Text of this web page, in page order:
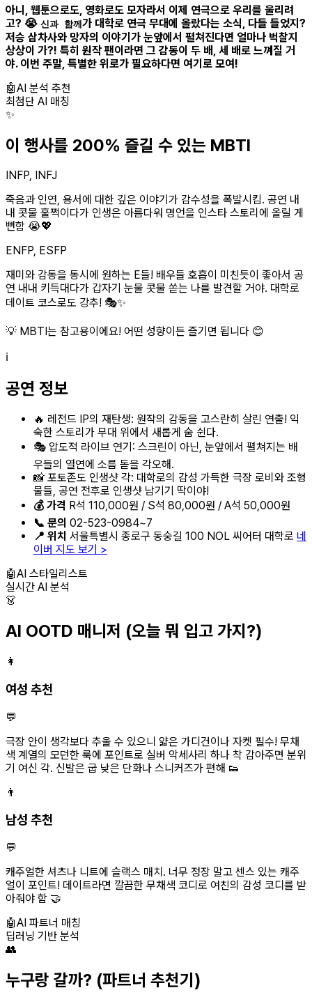
아니, 웹툰으로도, 영화로도 모자라서 이제 연극으로 우리를 울리려
고? 😭 신과 함께가 대학로 연극 무대에 올랐다는 소식, 다들 들었지?
저승 삼차사와 망자의 이야기가 눈앞에서 펼쳐진다면 얼마나 벅찰지
상상이 가?! 특히 원작 팬이라면 그 감동이 두 배, 세 배로 느껴질 거
야. 이번 주말, 특별한 위로가 필요하다면 여기로 모여!
🤖AI 분석 추천
최첨단 AI 매칭
✨
이 행사를 200% 즐길 수 있는 MBTI
INFP, INFJ
죽음과 인연, 용서에 대한 깊은 이야기가 감수성을 폭발시킴. 공연 내
내 콧물 훌쩍이다가 인생은 아름다워 명언을 인스타 스토리에 올릴 게
뻔함 😭💖
ENFP, ESFP
재미와 감동을 동시에 원하는 E들! 배우들 호흡이 미친듯이 좋아서 공
연 내내 키득대다가 갑자기 눈물 콧물 쏟는 나를 발견할 거야. 대학로
데이트 코스로도 강추! 🎭✨
💡 MBTI는 참고용이에요! 어떤 성향이든 즐기면 됩니다 😊
ℹ️
공연 정보
🔥 레전드 IP의 재탄생: 원작의 감동을 고스란히 살린 연출! 익
숙한 스토리가 무대 위에서 새롭게 숨 쉰다.
🎭 압도적 라이브 연기: 스크린이 아닌, 눈앞에서 펼쳐지는 배
우들의 열연에 소름 돋을 각오해.
📸 포토존도 인생샷 각: 대학로의 감성 가득한 극장 로비와 조형
물들, 공연 전후로 인생샷 남기기 딱이야!
💰 가격 R석 110,000원 / S석 80,000원 / A석 50,000원
📞 문의 02-523-0984~7
📍 위치 서울특별시 종로구 동숭길 100 NOL 씨어터 대학로 네
이버 지도 보기 >
🤖AI 스타일리스트
실시간 AI 분석
👗
AI OOTD 매니저 (오늘 뭐 입고 가지?)
👩
여성 추천
💬
극장 안이 생각보다 추울 수 있으니 얇은 가디건이나 자켓 필수! 무채
색 계열의 모던한 룩에 포인트로 실버 악세사리 하나 착 감아주면 분위
기 여신 각. 신발은 굽 낮은 단화나 스니커즈가 편해 👟
👨
남성 추천
💬
캐주얼한 셔츠나 니트에 슬랙스 매치. 너무 정장 말고 센스 있는 캐주
얼이 포인트! 데이트라면 깔끔한 무채색 코디로 여친의 감성 코디를 받
아줘야 함 🤝
🤖AI 파트너 매칭
딥러닝 기반 분석
👥
누구랑 갈까? (파트너 추천기)